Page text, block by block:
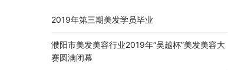
2019年第三期美发学员毕业
濮阳市美发美容行业2019年“吴越杯”美发美容大
赛圆满闭幕